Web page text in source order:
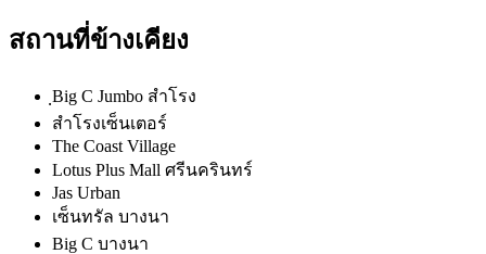
สถานที่ข้างเคียง
ฺBig C Jumbo สำโรง
สำโรงเซ็นเตอร์
The Coast Village
Lotus Plus Mall ศรีนครินทร์
Jas Urban
เซ็นทรัล บางนา
Big C บางนา